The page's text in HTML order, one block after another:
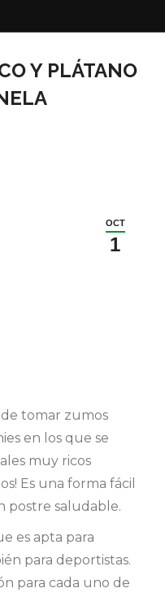
Y PLÁTANO
OCT
1
tomar zumos
en los que se
muy ricos
Es una forma fácil
postre saludable.
es apta para
para deportistas.
para cada uno de